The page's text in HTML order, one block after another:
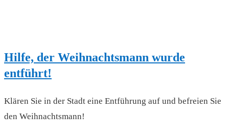
Hilfe, der Weihnachtsmann wurde
entführt!
Klären Sie in der Stadt eine Entführung auf und befreien Sie
den Weihnachtsmann!